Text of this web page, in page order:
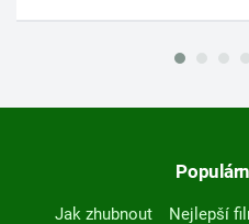
Jak zhubnout Nejlepší